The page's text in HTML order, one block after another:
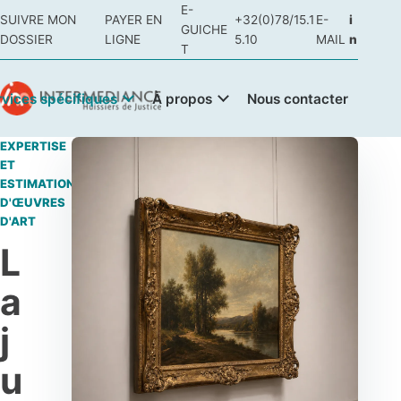
SUIVRE MON
DOSSIER
PAYER EN
LIGNE
E-
GUICHE
T
+32(0)78/15.1
5.10
E-
MAIL
i
n
spécifiques À propos Nous contacter
EXPERTISE
ET
ESTIMATION
D'ŒUVRES
D'ART
L
a
j
u